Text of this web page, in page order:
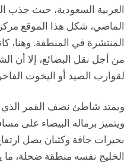
العربية السعودية، حيث جذب
الماضي، شكل هذا الموقع
المنتشرة في المنطقة. وهنا،
من أجل نقل البضائع، إلا أن
لقوارب الصيد أو اليخوت
ويمتد شاطئ نصف القمر
ويتميز برماله البيضاء على
الخليج نفسه منطقة ضحلة، ما